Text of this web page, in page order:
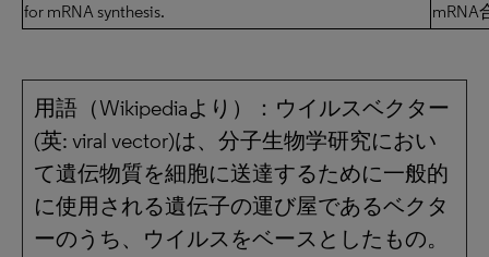
for mRNA synthesis.
mRNA
用語（Wikipediaより）：ウイルスベクター
(英: viral vector)は、分子生物学研究におい
て遺伝物質を細胞に送達するために一般的
に使用される遺伝子の運び屋であるベクタ
ーのうち、ウイルスをベースとしたもの。